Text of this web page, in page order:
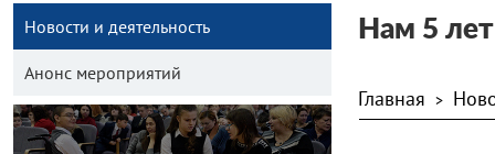
Новости и деятельность
Анонс мероприятий
Нам 5
Главная >